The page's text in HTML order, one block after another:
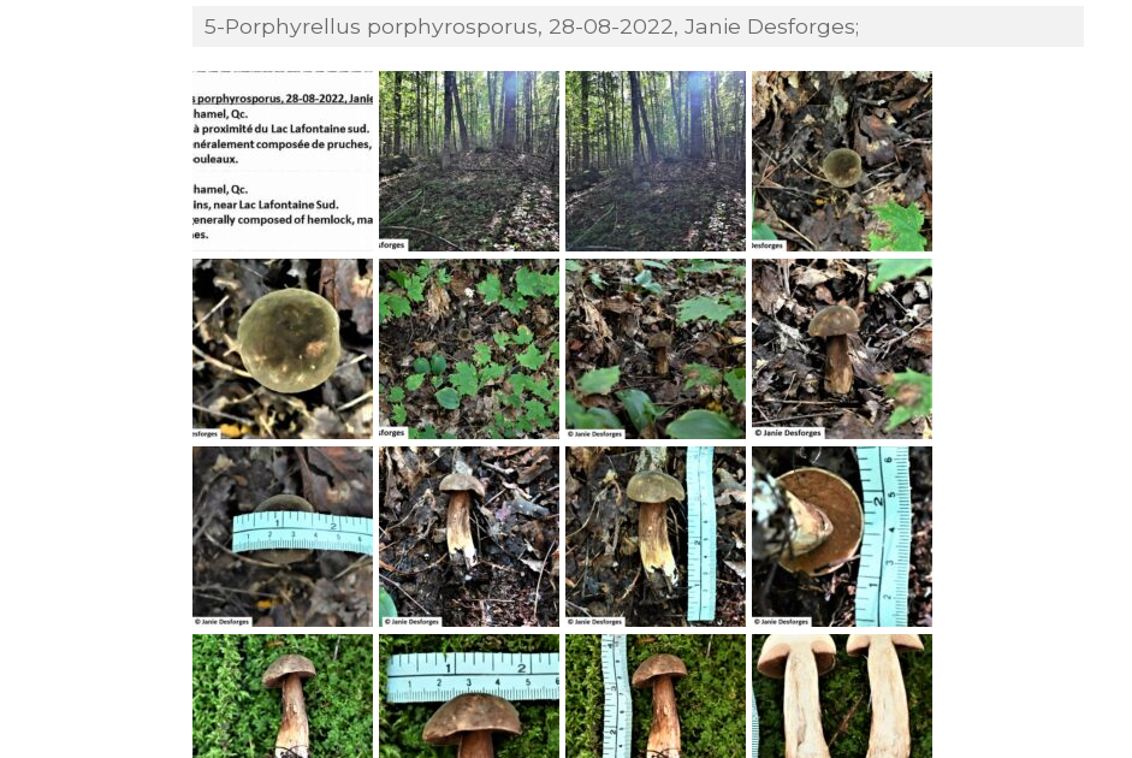
5-Porphyrellus porphyrosporus, 28-08-2022, Janie Desforges;